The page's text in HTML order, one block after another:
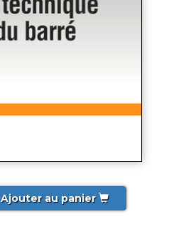
Ajouter au panier